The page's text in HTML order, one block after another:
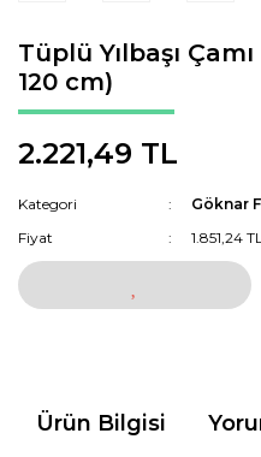
Tüplü Yılbaşı
120 cm)
2.221,49 TL
Kategori
Göknar
Fiyat
1.851,24
Ürün Bilgisi